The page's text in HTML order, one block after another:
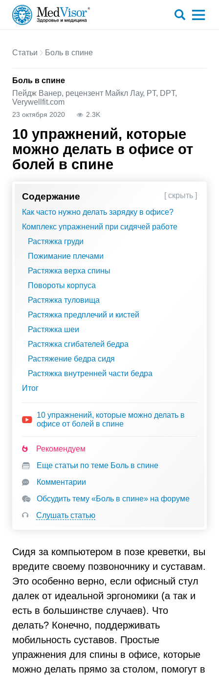
Статьи Боль в спине
Боль в спине
Пейдж Ванер, рецензент Майкл Лау, PT, DPT,
Verywellfit.com
23 октября 2020 2.3K
10 упражнений, которые
можно делать в офисе от
болей в спине
Содержание
[ скрыть ]
Как часто нужно делать зарядку в офисе?
Комплекс упражнений при сидячей работе
Растяжка груди
Пожимание плечами
Растяжка верха спины
Повороты корпуса
Растяжка туловища
Растяжка предплечий и кистей
Растяжка шеи
Растяжка сгибателей бедра
Растяжение бедра сидя
Растяжка внутренней части бедра
Итог
10 упражнений, которые можно делать в
офисе от болей в спине
Рекомендуем
Еще статьи по теме Боль в спине
Комментарии
Обсудить тему «Боль в спине» на форуме
Слушать статью
Сидя за компьютером в позе креветки, вы
вредите своему позвоночнику и суставам.
Это особенно верно, если офисный стул
далек от идеальной эргономики (а так и
есть в большинстве случаев). Что
делать? Конечно, поддерживать
мобильность суставов. Простые
упражнения для спины в офисе, которые
можно делать прямо за столом, помогут в